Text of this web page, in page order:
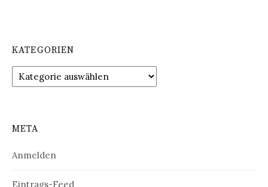
KATEGORIEN
Kategorien
META
Anmelden
Eintrags-Feed